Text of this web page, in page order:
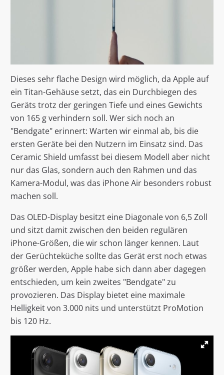
Dieses sehr flache Design wird möglich, da Apple auf
ein Titan-Gehäuse setzt, das ein Durchbiegen des
Geräts trotz der geringen Tiefe und eines Gewichts
von 165 g verhindern soll. Wer sich noch an
"Bendgate" erinnert: Warten wir einmal ab, bis die
ersten Geräte bei den Nutzern im Einsatz sind. Das
Ceramic Shield umfasst bei diesem Modell aber nicht
nur das Glas, sondern auch den Rahmen und das
Kamera-Modul, was das iPhone Air besonders robust
machen soll.
Das OLED-Display besitzt eine Diagonale von 6,5 Zoll
und sitzt damit zwischen den beiden regulären
iPhone-Größen, die wir schon länger kennen. Laut
der Gerüchteküche sollte das Gerät erst noch etwas
größer werden, Apple habe sich dann aber dagegen
entschieden, um kein zweites "Bendgate" zu
provozieren. Das Display bietet eine maximale
Helligkeit von 3.000 nits und unterstützt ProMotion
bis 120 Hz.